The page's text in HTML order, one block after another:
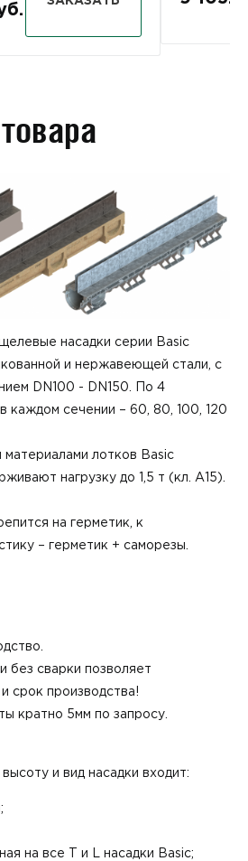
насадки серии Basic
и нержавеющей стали, с
DN100 - DN150. По 4
каждом сечении – 60, 80, 100, 120
лотков Basic
нагрузку до 1,5 т (кл. А15).
на герметик, к
– герметик + саморезы.
без сварки позволяет
срок производства!
кратно 5мм по запросу.
и вид насадки входит:
на все Т и L насадки Basic;